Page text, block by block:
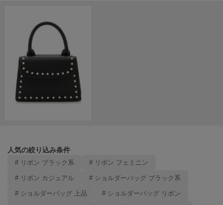
LILY BROWN
リリーブラウン
LILY BROWN Lingerie
リリーブラウンランジェリー
LITTLE UNION TOKYO
リトルユニオン トウキョウ
MICHU COQUETTE
MIESROHE
人気の絞り込み条件
# リボン ブラック系 # リボン フェミニン
# リボン カジュアル # ショルダーバッグ ブラック系
# ショルダーバッグ 上品 # ショルダーバッグ リボン